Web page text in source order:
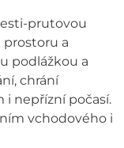
prutovou
a
podlážkou a
chrání
i nepřízní počasí.
vchodového i